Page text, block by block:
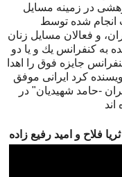
در زمينه مسايل
انجام شده توسط
و فعالان مسايل زنان
به كنفرانس يك و يا دو
جايزه فوق را اهدا
کرد ایرانی موفق
-حامد شهیدیان" در
فلاح و امید رفیع زاده